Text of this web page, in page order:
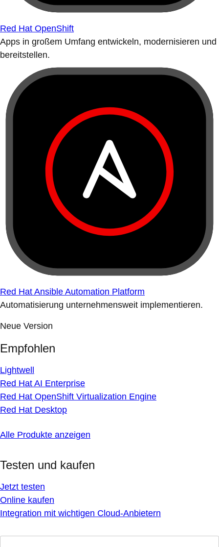
Red Hat OpenShift
Apps in großem Umfang entwickeln, modernisieren und
bereitstellen.
Red Hat Ansible Automation Platform
Automatisierung unternehmensweit implementieren.
Neue Version
Empfohlen
Lightwell
Red Hat AI Enterprise
Red Hat OpenShift Virtualization Engine
Red Hat Desktop
Alle Produkte anzeigen
Testen und kaufen
Jetzt testen
Online kaufen
Integration mit wichtigen Cloud-Anbietern